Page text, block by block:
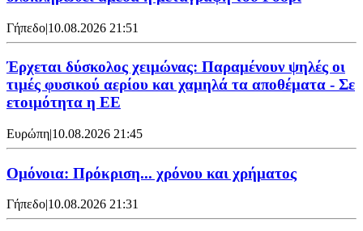
Γήπεδο|10.08.2026 21:51
Έρχεται δύσκολος χειμώνας: Παραμένουν ψηλές οι
τιμές φυσικού αερίου και χαμηλά τα αποθέματα - Σε
ετοιμότητα η ΕΕ
Ευρώπη|10.08.2026 21:45
Ομόνοια: Πρόκριση... χρόνου και χρήματος
Γήπεδο 10.08.2026 21:31